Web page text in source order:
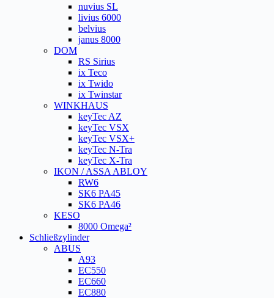
nuvius SL
livius 6000
belvius
janus 8000
DOM
RS Sirius
ix Teco
ix Twido
ix Twinstar
WINKHAUS
keyTec AZ
keyTec VSX
keyTec VSX+
keyTec N-Tra
keyTec X-Tra
IKON / ASSA ABLOY
RW6
SK6 PA45
SK6 PA46
KESO
8000 Omega²
Schließzylinder
ABUS
A93
EC550
EC660
EC880